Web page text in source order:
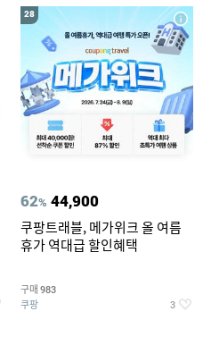
28
62% 44,900
쿠팡트래블, 메가위크 올 여름
휴가 역대급 할인혜택
구매 983
쿠팡 3